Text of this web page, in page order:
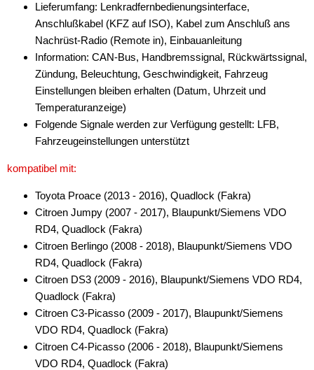
Lieferumfang: Lenkradfernbedienungsinterface,
Anschlußkabel (KFZ auf ISO), Kabel zum Anschluß ans
Nachrüst-Radio (Remote in), Einbauanleitung
Information: CAN-Bus, Handbremssignal, Rückwärtssignal,
Zündung, Beleuchtung, Geschwindigkeit, Fahrzeug
Einstellungen bleiben erhalten (Datum, Uhrzeit und
Temperaturanzeige)
Folgende Signale werden zur Verfügung gestellt: LFB,
Fahrzeugeinstellungen unterstützt
kompatibel mit:
Toyota Proace (2013 - 2016), Quadlock (Fakra)
Citroen Jumpy (2007 - 2017), Blaupunkt/Siemens VDO
RD4, Quadlock (Fakra)
Citroen Berlingo (2008 - 2018), Blaupunkt/Siemens VDO
RD4, Quadlock (Fakra)
Citroen DS3 (2009 - 2016), Blaupunkt/Siemens VDO RD4,
Quadlock (Fakra)
Citroen C3-Picasso (2009 - 2017), Blaupunkt/Siemens
VDO RD4, Quadlock (Fakra)
Citroen C4-Picasso (2006 - 2018), Blaupunkt/Siemens
VDO RD4, Quadlock (Fakra)